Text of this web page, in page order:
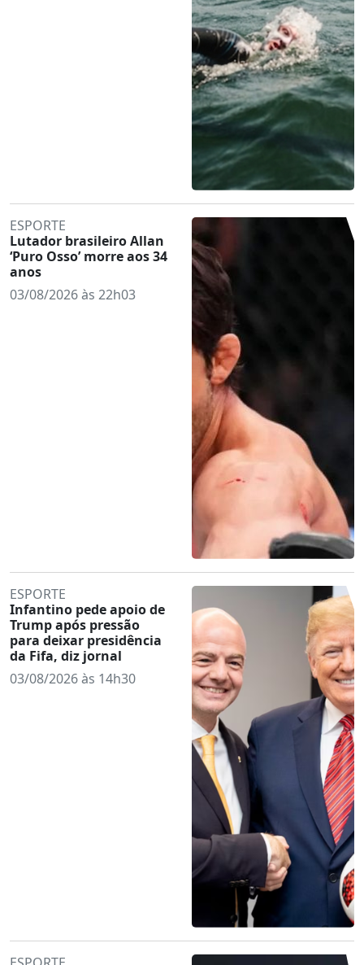
ESPORTE
Lutador brasileiro Allan
‘Puro Osso’ morre aos 34
anos
03/08/2026 às 22h03
ESPORTE
Infantino pede apoio de
Trump após pressão
para deixar presidência
da Fifa, diz jornal
03/08/2026 às 14h30